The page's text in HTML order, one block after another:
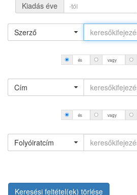
Kiadás éve
Szerző
és vagy
Cím
és vagy
Folyóiratcím
Keresési feltétel(ek) törlése